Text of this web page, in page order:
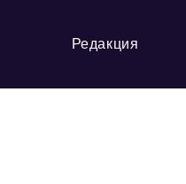
Редакция